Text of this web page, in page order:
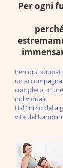
Per ogni
Percorsi
un
completo, in
individuali.
Dall'inizio della
vita del